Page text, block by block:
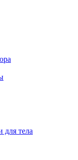
для тела